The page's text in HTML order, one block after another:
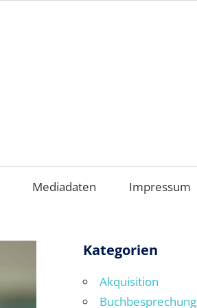
Mediadaten Impressum
Kategorien
Akquisition
Buchbesprechung